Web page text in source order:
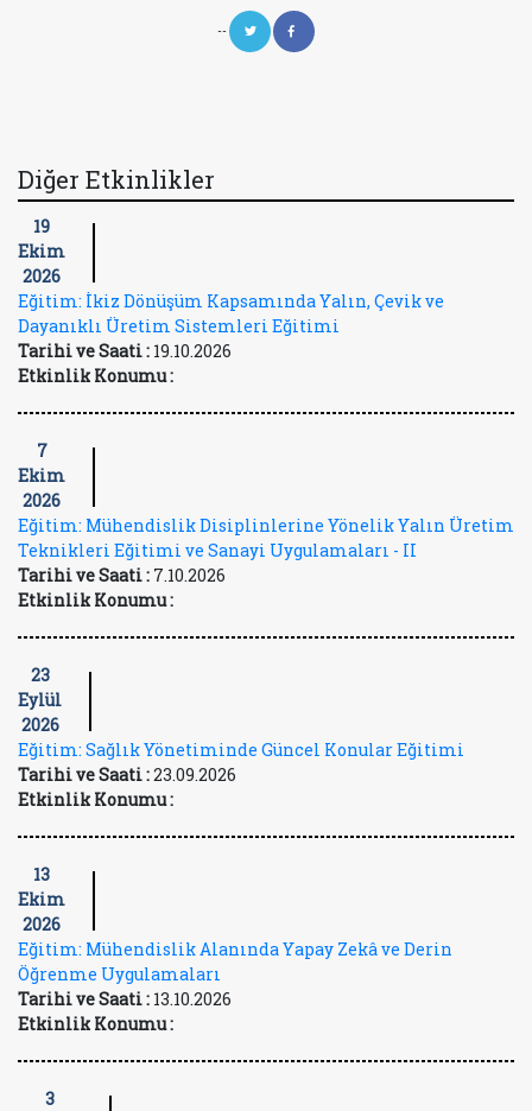
--
Diğer Etkinlikler
19
Ekim
2026
Eğitim: İkiz Dönüşüm Kapsamında Yalın, Çevik ve
Dayanıklı Üretim Sistemleri Eğitimi
Tarihi ve Saati : 19.10.2026
Etkinlik Konumu :
7
Ekim
2026
Eğitim: Mühendislik Disiplinlerine Yönelik Yalın Üretim
Teknikleri Eğitimi ve Sanayi Uygulamaları - II
Tarihi ve Saati : 7.10.2026
Etkinlik Konumu :
23
Eylül
2026
Eğitim: Sağlık Yönetiminde Güncel Konular Eğitimi
Tarihi ve Saati :23.09.2026
Etkinlik Konumu :
13
Ekim
2026
Eğitim: Mühendislik Alanında Yapay Zekâ ve Derin
Öğrenme Uygulamaları
Tarihi ve Saati : 13.10.2026
Etkinlik Konumu :
3